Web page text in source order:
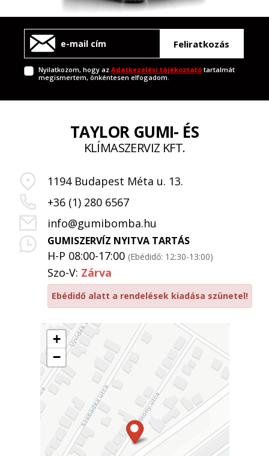
Feliratkozás
Nyilatkozom, hogy azAdatkezelési tájékoztató tartalmát
megismertem, önkéntesen elfogadom.
+
−
TAYLOR GUMI- ÉS
KLÍMASZERVIZ KFT.
1194 Budapest Méta u. 13.
+36 (1) 280 6567
info@gumibomba.hu
GUMISZERVÍZ NYITVA TARTÁS
H-P 08:00-17:00 (Ebédidő: 12:30-13:00)
Szo-V: Zárva
Ebédidő alatt a rendelések kiadása szünetel!